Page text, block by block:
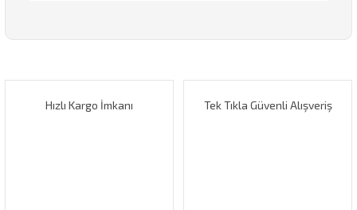
Görüş ve önerileriniz için teşekkür ederiz.
Hızlı Kargo İmkanı Tek Tıkla Güvenli Alışveriş